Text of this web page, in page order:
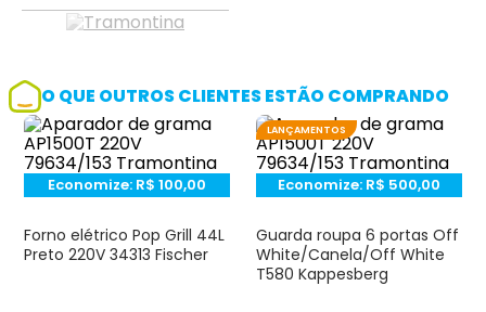
O QUE OUTROS CLIENTES ESTÃO COMPRANDO
Economize: R$ 100,00
Forno elétrico Pop Grill 44L
Preto 220V 34313 Fischer
LANÇAMENTOS
Economize: R$ 500,00
Guarda roupa 6 portas Off
White/Canela/Off White
T580 Kappesberg